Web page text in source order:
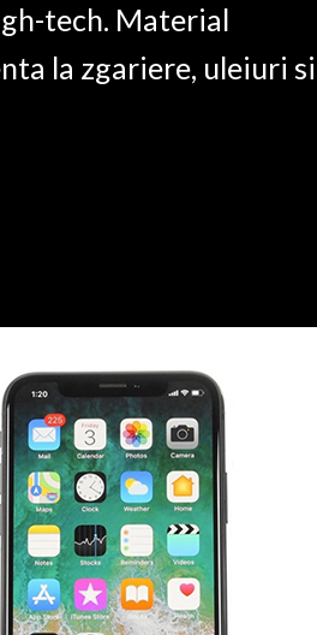
tech. Material
la zgariere, uleiuri si